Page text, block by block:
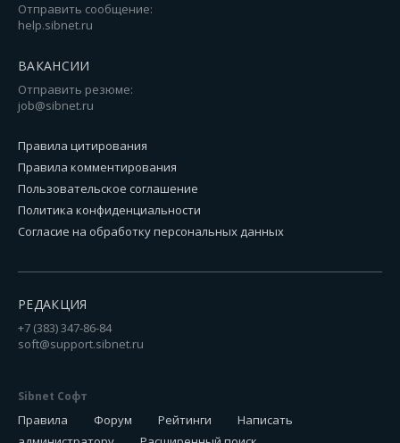
Отправить сообщение:
help.sibnet.ru
ВАКАНСИИ
Отправить резюме:
job@sibnet.ru
Правила цитирования
Правила комментирования
Пользовательское соглашение
Политика конфиденциальности
Согласие на обработку персональных данных
РЕДАКЦИЯ
+7 (383) 347-86-84
soft@support.sibnet.ru
Sibnet Софт
Правила Форум Рейтинги
Написать